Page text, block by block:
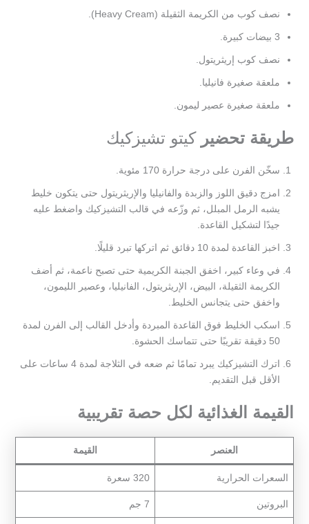
نصف كوب من الكريمة الثقيلة (Heavy Cream).
3 بيضات كبيرة.
نصف كوب إريثريتول.
ملعقة صغيرة فانيليا.
ملعقة صغيرة عصير ليمون.
طريقة تحضير كيتو تشيزكيك
سخّن الفرن على درجة حرارة 170 مئوية.
امزج دقيق اللوز والزبدة والفانيليا والإريثريتول حتى يتكون خليط
يشبه الرمل المبلل، ثم وزّعه في قالب التشيزكيك واضغط عليه
جيدًا لتشكيل القاعدة.
اخبز القاعدة لمدة 10 دقائق ثم اتركها تبرد قليلًا.
في وعاء كبير، اخفق الجبنة الكريمية حتى تصبح ناعمة، ثم أضف
الكريمة الثقيلة، البيض، الإريثريتول، الفانيليا، وعصير الليمون،
واخفق حتى يتجانس الخليط.
اسكب الخليط فوق القاعدة المبردة وأدخل القالب إلى الفرن لمدة
50 دقيقة تقريبًا حتى تتماسك الحشوة.
اترك التشيزكيك يبرد تمامًا ثم ضعه في الثلاجة لمدة 4 ساعات على
الأقل قبل التقديم.
القيمة الغذائية لكل حصة تقريبية
العنصر القيمة
السعرات الحرارية 320 سعرة
البروتين 7 جم